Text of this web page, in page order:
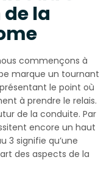
la
commençons à
marque un tournant
le point où
à prendre le relais.
de la conduite. Par
encore un haut
3 signifie qu’une
des aspects de la